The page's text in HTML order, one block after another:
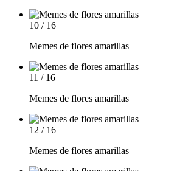
10 / 16
Memes de flores amarillas
11 / 16
Memes de flores amarillas
12 / 16
Memes de flores amarillas